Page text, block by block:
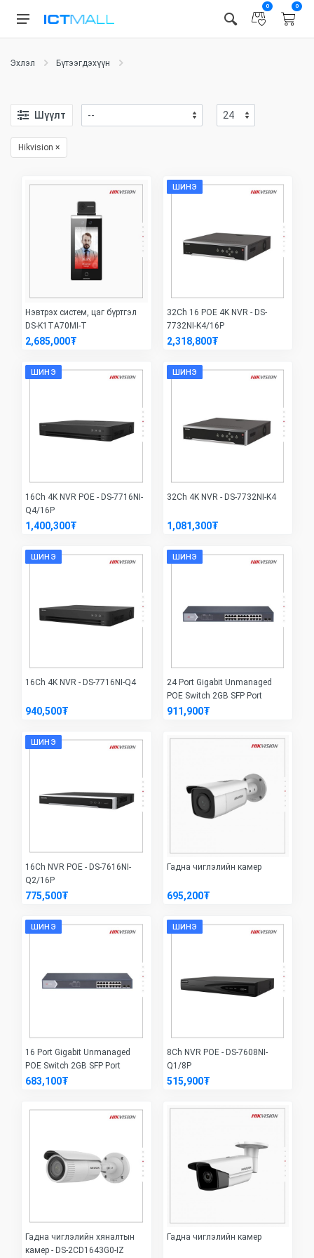
0 0
Эхлэл Бүтээгдэхүүн
Шүүлт
Hikvision ×
Нэвтрэх систем, цаг бүртгэл
DS-K1TA70MI-T
2,685,000₮
ШИНЭ
32Ch 16 POE 4K NVR - DS-
7732NI-K4/16P
2,318,800₮
ШИНЭ
16Ch 4K NVR POE - DS-7716NI-
Q4/16P
1,400,300₮
ШИНЭ
32Ch 4K NVR - DS-7732NI-K4
1,081,300₮
ШИНЭ
16Ch 4K NVR - DS-7716NI-Q4
940,500₮
ШИНЭ
24 Port Gigabit Unmanaged
POE Switch 2GB SFP Port
911,900₮
ШИНЭ
16Ch NVR POE - DS-7616NI-
Q2/16P
775,500₮
Гадна чиглэлийн камер
695,200₮
ШИНЭ
16 Port Gigabit Unmanaged
POE Switch 2GB SFP Port
683,100₮
ШИНЭ
8Ch NVR POE - DS-7608NI-
Q1/8P
515,900₮
Гадна чиглэлийн хяналтын
камер - DS-2CD1643G0-IZ
Гадна чиглэлийн камер